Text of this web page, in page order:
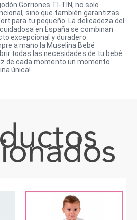
Gorriones TI-TIN, no solo
sino que también garantizas
para tu pequeño. La delicadeza del
en España se combinan
excepcional y duradero.
a mano la Muselina Bebé
todas las necesidades de tu bebé
de cada momento un momento
única!